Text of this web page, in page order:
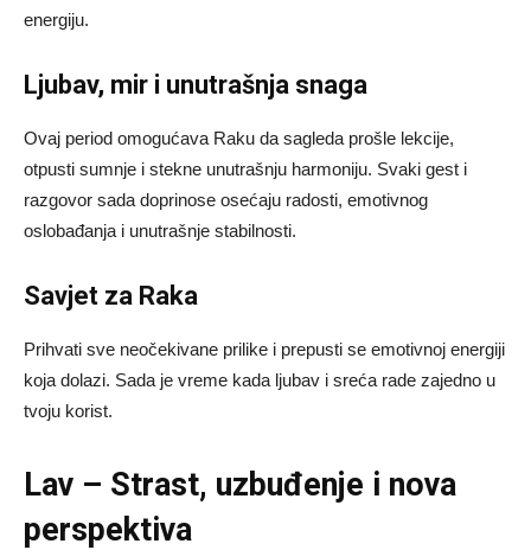
energiju.
Ljubav, mir i unutrašnja snaga
Ovaj period omogućava Raku da sagleda prošle lekcije,
otpusti sumnje i stekne unutrašnju harmoniju. Svaki gest i
razgovor sada doprinose osećaju radosti, emotivnog
oslobađanja i unutrašnje stabilnosti.
Savjet za Raka
Prihvati sve neočekivane prilike i prepusti se emotivnoj energiji
koja dolazi. Sada je vreme kada ljubav i sreća rade zajedno u
tvoju korist.
Lav – Strast, uzbuđenje i nova
perspektiva